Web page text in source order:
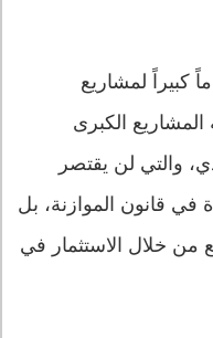
كبيراً لمشاريع
الكبرى
والتي لن يقتصر
قانون الموازنة، بل
من خلال الاستثمار في